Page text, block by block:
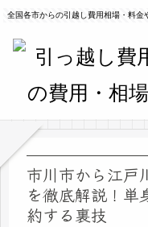
全国各市からの引越し費用相場・料金
市川市から江戸
を徹底解説！単
約する裏技